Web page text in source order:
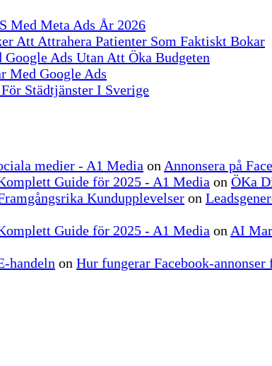
Med Meta Ads År 2026
Att Attrahera Patienter Som Faktiskt Bokar
Ads Utan Att Öka Budgeten
Med Google Ads
Städtjänster I Sverige
medier - A1 Media on Annonsera på
Guide för 2025 - A1 Media on ÖKa
Kundupplevelser on
Guide för 2025 - A1 Media on AI
handeln on Hur fungerar Facebook-